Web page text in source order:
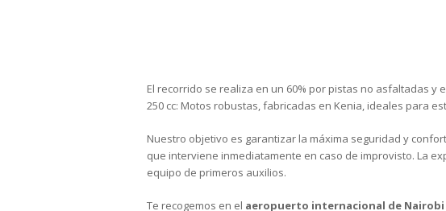
El recorrido se realiza en un 60% por pistas no asfaltadas
250 cc: Motos robustas, fabricadas en Kenia, ideales para
Nuestro objetivo es garantizar la máxima seguridad y
que interviene inmediatamente en caso de improvisto. La
equipo de primeros auxilios.
Te recogemos en el aeropuerto internacional de Nairobi